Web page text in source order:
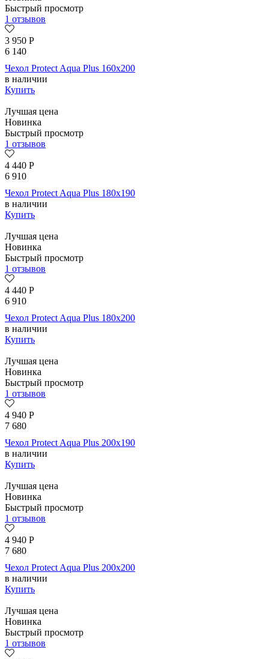
Быстрый просмотр
1 отзывов
3 950 Р
6 140
Чехол Protect Aqua Plus 160х200
в наличии
Купить
Лучшая цена
Новинка
Быстрый просмотр
1 отзывов
4 440 Р
6 910
Чехол Protect Aqua Plus 180х190
в наличии
Купить
Лучшая цена
Новинка
Быстрый просмотр
1 отзывов
4 440 Р
6 910
Чехол Protect Aqua Plus 180х200
в наличии
Купить
Лучшая цена
Новинка
Быстрый просмотр
1 отзывов
4 940 Р
7 680
Чехол Protect Aqua Plus 200х190
в наличии
Купить
Лучшая цена
Новинка
Быстрый просмотр
1 отзывов
4 940 Р
7 680
Чехол Protect Aqua Plus 200х200
в наличии
Купить
Лучшая цена
Новинка
Быстрый просмотр
1 отзывов